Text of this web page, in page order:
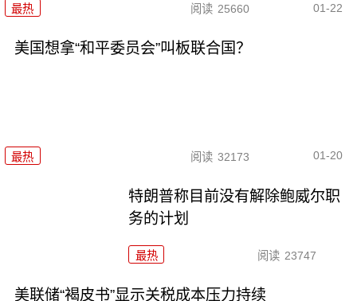
最热 阅读 25660 01-22
美国想拿“和平委员会”叫板联合国？
最热 阅读 32173 01-20
特朗普称目前没有解除鲍威尔职
务的计划
最热 阅读 23747
美联储“褐皮书”显示关税成本压力持续